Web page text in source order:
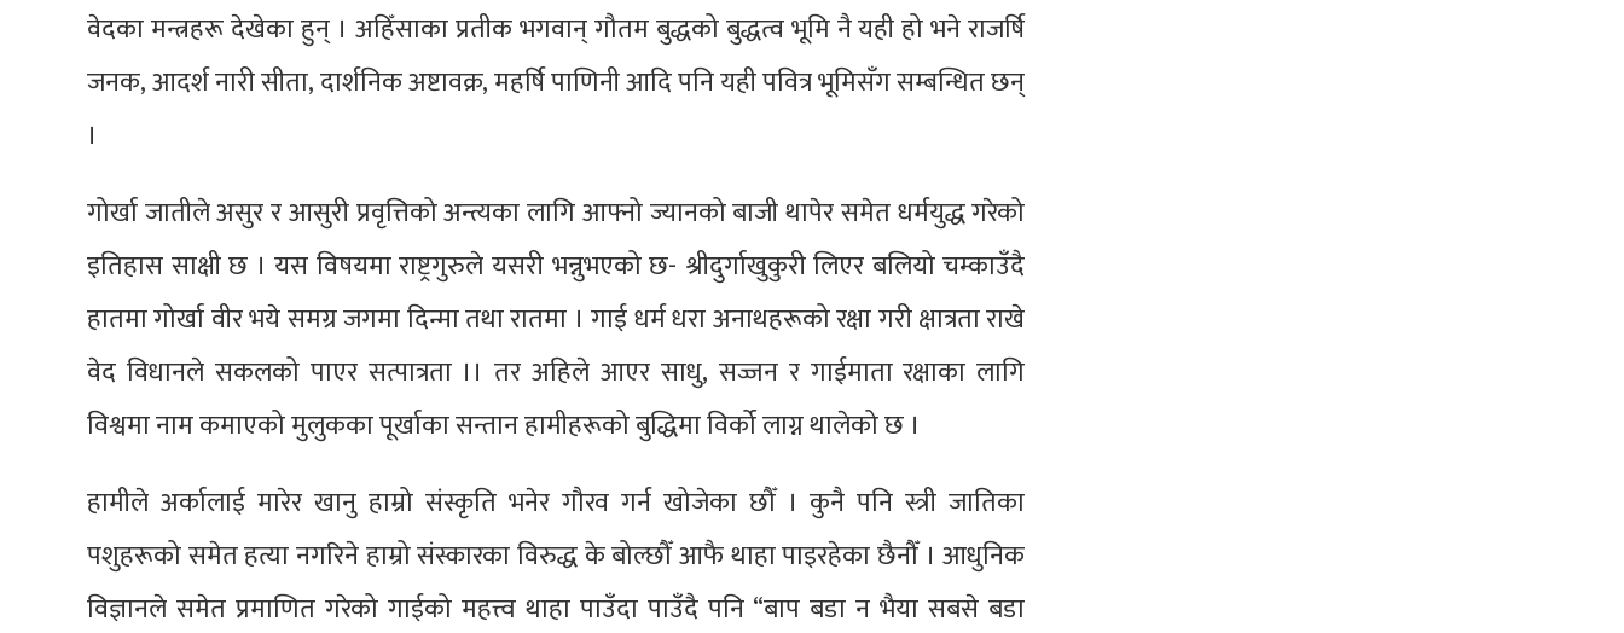
वेदका मन्त्रहरू देखेका हुन् । अहिँसाका प्रतीक भगवान् गौतम बुद्धको बुद्धत्व भूमि नै यही हो भने राजर्षि
जनक‚ आदर्श नारी सीता‚ दार्शनिक अष्टावक्र‚ महर्षि पाणिनी आदि पनि यही पवित्र भूमिसँग सम्बन्धित छन्
।
गोर्खा जातीले असुर र आसुरी प्रवृत्तिको अन्त्यका लागि आफ्नो ज्यानको बाजी थापेर समेत धर्मयुद्ध गरेको
इतिहास साक्षी छ । यस विषयमा राष्ट्रगुरुले यसरी भन्नुभएको छ- श्रीदुर्गाखुकुरी लिएर बलियो चम्काउँदै
हातमा गोर्खा वीर भये समग्र जगमा दिन्मा तथा रातमा । गाई धर्म धरा अनाथहरूको रक्षा गरी क्षात्रता राखे
वेद विधानले सकलको पाएर सत्पात्रता ।। तर अहिले आएर साधु‚ सज्जन र गाईमाता रक्षाका लागि
विश्वमा नाम कमाएको मुलुकका पूर्खाका सन्तान हामीहरूको बुद्धिमा विर्को लाग्न थालेको छ ।
हामीले अर्कालाई मारेर खानु हाम्रो संस्कृति भनेर गौरव गर्न खोजेका छौँ । कुनै पनि स्त्री जातिका
पशुहरूको समेत हत्या नगरिने हाम्रो संस्कारका विरुद्ध के बोल्छौँ आफै थाहा पाइरहेका छैनौँ । आधुनिक
विज्ञानले समेत प्रमाणित गरेको गाईको महत्त्व थाहा पाउँदा पाउँदै पनि “बाप बडा न भैया सबसे बडा